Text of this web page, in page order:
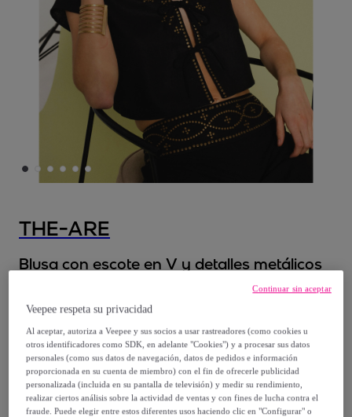
THE-ARE
Blusa con escote en V y detalles metálicos
39,95 €
55,95 €
-28%
Vendido porTHE-ARE
Veepee respeta su privacidad
Al aceptar, autoriza a Veepee y sus socios a usar rastreadores (como cookies u
otros identificadores como SDK, en adelante "Cookies") y a procesar sus datos
personales (como sus datos de navegación, datos de pedidos e información
proporcionada en su cuenta de miembro) con el fin de ofrecerle publicidad
personalizada (incluida en su pantalla de televisión) y medir su rendimiento,
realizar ciertos análisis sobre la actividad de ventas y con fines de lucha contra el
fraude. Puede elegir entre estos diferentes usos haciendo clic en "Configurar" o
Continuar sin aceptar